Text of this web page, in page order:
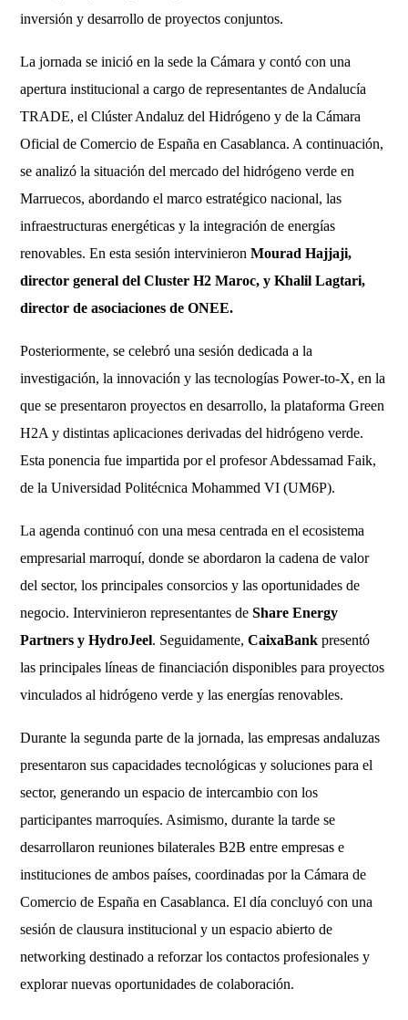
inversión y desarrollo de proyectos conjuntos.
La jornada se inició en la sede la Cámara y contó con una
apertura institucional a cargo de representantes de Andalucía
TRADE, el Clúster Andaluz del Hidrógeno y de la Cámara
Oficial de Comercio de España en Casablanca. A continuación,
se analizó la situación del mercado del hidrógeno verde en
Marruecos, abordando el marco estratégico nacional, las
infraestructuras energéticas y la integración de energías
renovables. En esta sesión intervinieronMourad Hajjaji,
director general del Cluster H2 Maroc, y Khalil Lagtari,
director de asociaciones de ONEE.
Posteriormente, se celebró una sesión dedicada a la
investigación, la innovación y las tecnologías Power-to-X, en la
que se presentaron proyectos en desarrollo, la plataforma Green
H2A y distintas aplicaciones derivadas del hidrógeno verde.
Esta ponencia fue impartida por el profesor Abdessamad Faik,
de la Universidad Politécnica Mohammed VI (UM6P).
La agenda continuó con una mesa centrada en el ecosistema
empresarial marroquí, donde se abordaron la cadena de valor
del sector, los principales consorcios y las oportunidades de
negocio. Intervinieron representantes deShare Energy
Partners y HydroJeel. Seguidamente,CaixaBank presentó
las principales líneas de financiación disponibles para proyectos
vinculados al hidrógeno verde y las energías renovables.
Durante la segunda parte de la jornada, las empresas andaluzas
presentaron sus capacidades tecnológicas y soluciones para el
sector, generando un espacio de intercambio con los
participantes marroquíes. Asimismo, durante la tarde se
desarrollaron reuniones bilaterales B2B entre empresas e
instituciones de ambos países, coordinadas por la Cámara de
Comercio de España en Casablanca. El día concluyó con una
sesión de clausura institucional y un espacio abierto de
networking destinado a reforzar los contactos profesionales y
explorar nuevas oportunidades de colaboración.